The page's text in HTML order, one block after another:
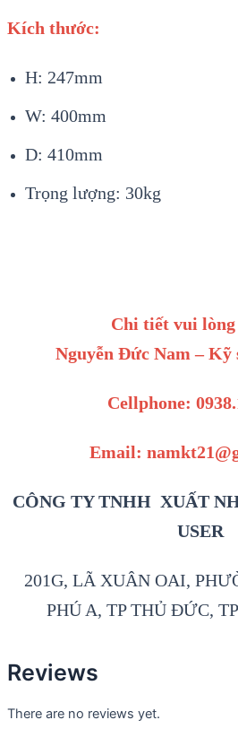
Kích thước:
H: 247mm
W: 400mm
D: 410mm
Trọng lượng: 30kg
Chi tiết vui lòng
Nguyễn Đức Nam – Kỹ
Cellphone:
Email:
CÔNG TY TNHH XUẤT
USER
201G, LÃ XUÂN OAI,
PHÚ A, TP THỦ ĐỨC,
Reviews
There are no reviews yet.